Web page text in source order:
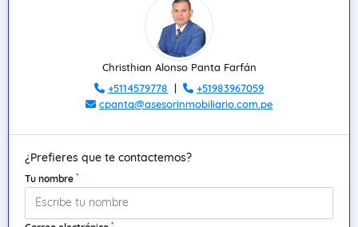
Christhian Alonso Panta Farfán
+5114579778 |
+51983967059
cpanta@asesorinmobiliario.com.pe
¿Prefieres que te contactemos?
Tu nombre *
*